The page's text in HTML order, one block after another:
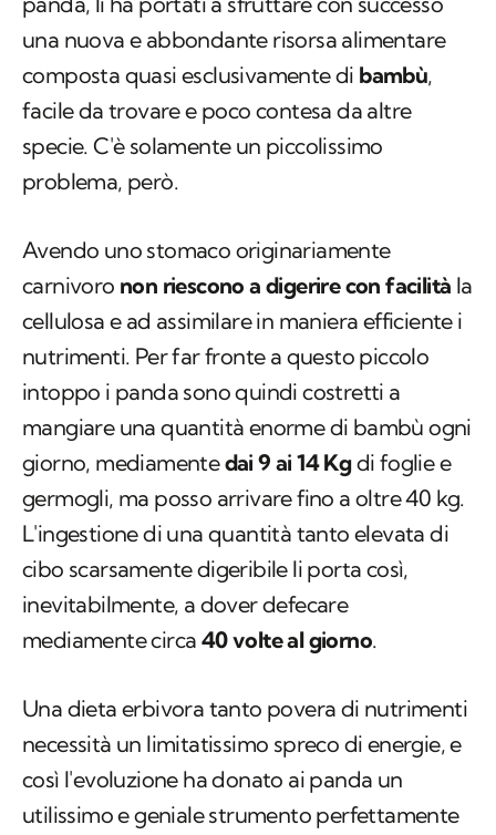
una nuova e abbondante risorsa alimentare
composta quasi esclusivamente di bambù,
facile da trovare e poco contesa da altre
specie. C'è solamente un piccolissimo
problema, però.
Avendo uno stomaco originariamente
carnivoro non riescono a digerire con facilità la
cellulosa e ad assimilare in maniera efficiente i
nutrimenti. Per far fronte a questo piccolo
intoppo i panda sono quindi costretti a
mangiare una quantità enorme di bambù ogni
giorno, mediamentedai 9 ai 14 Kgdi foglie e
germogli, ma posso arrivare fino a oltre 40 kg.
L'ingestione di una quantità tanto elevata di
cibo scarsamente digeribile li porta così,
inevitabilmente, a dover defecare
mediamente circa 40 volte al giorno.
Una dieta erbivora tanto povera di nutrimenti
necessità un limitatissimo spreco di energie, e
così l'evoluzione ha donato ai panda un
utilissimo e geniale strumento perfettamente